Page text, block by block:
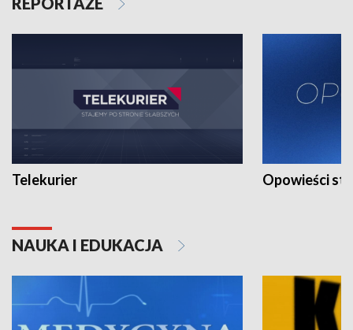
Telekurier Opowieści
NAUKA I EDUKACJA